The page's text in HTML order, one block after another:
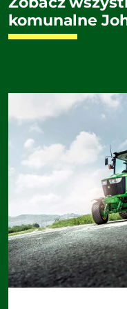
komunalne